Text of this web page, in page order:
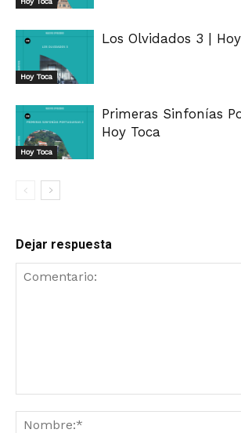
Hoy Toca
Los Olvidados 3 |
Hoy Toca
Primeras Sinfonías
Hoy Toca
Dejar respuesta